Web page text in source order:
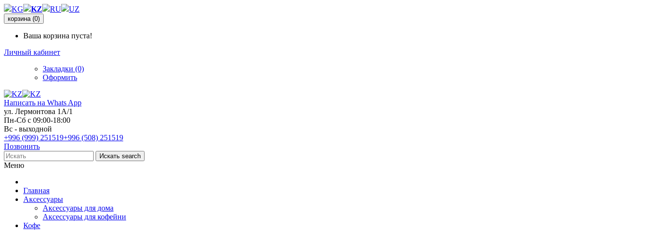
KG KZ RU UZ
корзина (0)
Ваша корзина пуста!
Личный кабинет
Закладки (0)
Оформить
Написать на Whats App
ул. Лермонтова 1А/1
Пн-Сб с 09:00-18:00
Вс - выходной
+996 (999) 251519+996 (508) 251519
Позвонить
Искать search
Меню
Главная
Аксессуары
Аксессуары для дома
Аксессуары для кофейни
Кофе